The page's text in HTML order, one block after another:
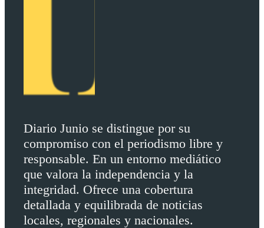
Diario Junio se distingue por su
compromiso con el periodismo libre y
responsable. En un entorno mediático
que valora la independencia y la
integridad. Ofrece una cobertura
detallada y equilibrada de noticias
locales, regionales y nacionales.